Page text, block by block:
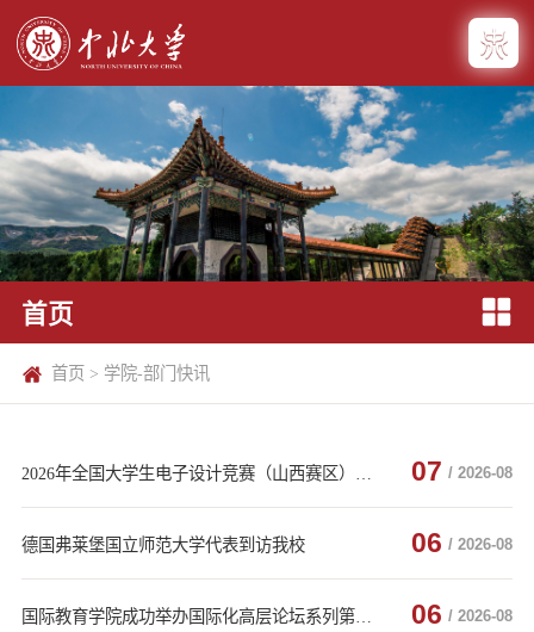
首页
首页 > 学院-部门快讯
07 / 2026-08
德国弗莱堡国立师范大学代表到访我校 06 / 2026-08
06 / 2026-08